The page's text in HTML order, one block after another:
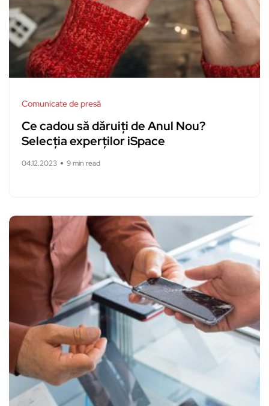
Comunicate de presă
Ce cadou să dăruiți de Anul Nou?
Selecția experților iSpace
04.12.2023 9 min read